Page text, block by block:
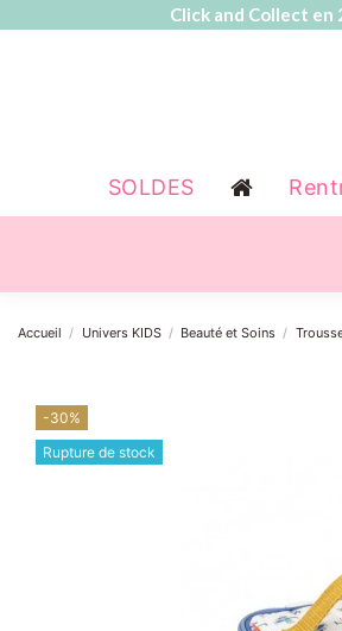
Click and Collect en
SOLDES
Accueil Univers KIDS Beauté et Soins
-30%
Rupture de stock